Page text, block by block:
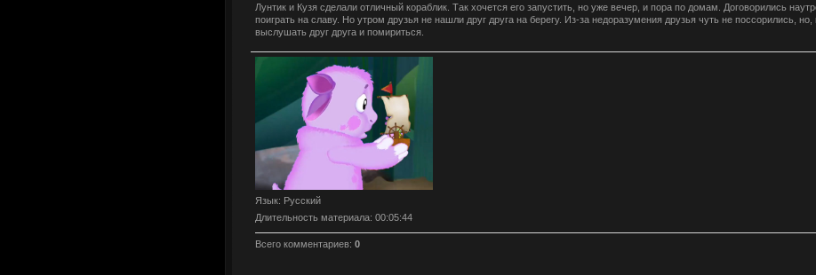
Лунтик и Кузя сделали отличный кораблик. Так хочется его запустить, но уже вечер, и пора по домам. Договорились
поиграть на славу. Но утром друзья не нашли друг друга на берегу. Из-за недоразумения друзья чуть не поссорились,
выслушать друг друга и помириться.
Язык: Русский
Длительность материала: 00:05:44
Всего комментариев: 0